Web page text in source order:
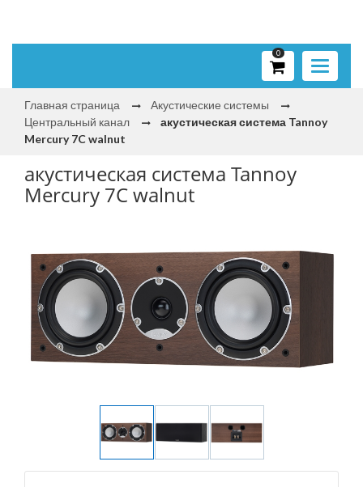
Toggle
0
Главная страница
Акустические системы
Центральный канал
акустическая система Tannoy
Mercury 7C walnut
акустическая система Tannoy
Mercury 7C walnut